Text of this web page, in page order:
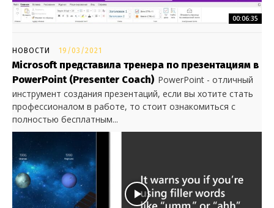
00:06:35
НОВОСТИ 19/03/2021
Microsoft представила тренера по презентациям в
PowerPoint (Presenter Coach) PowerPoint - отличный
инструмент создания презентаций, если вы хотите стать
профессионалом в работе, то стоит ознакомиться с
полностью бесплатным...